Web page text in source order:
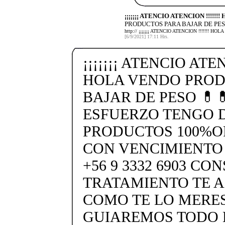
¡¡¡¡¡¡¡ ATENCIO ATENCION
PRODUCTOS PARA BAJAR DE
http:// ¡¡¡¡¡¡¡ ATENCIO ATENCION !!!!!!!
[6/9/2021] 17:11 Hrs.
¡¡¡¡¡¡¡ ATENCIO
HOLA VENDO
BAJAR DE PESO
ESFUERZO TENGO
PRODUCTOS
CON
+56 9 3332 6903
TRATAMIENTO TE
COMO TE LO
GUIAREMOS TODO